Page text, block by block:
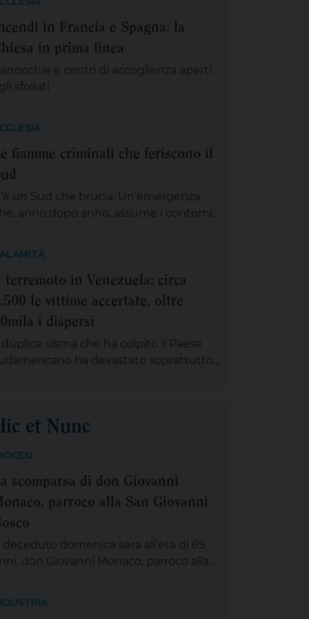
in Francia e Spagna: la
in prima linea
e centri di accoglienza aperti
sfollati
fiamme criminali che feriscono il
un Sud che brucia. Un’emergenza
anno dopo anno, assume i contorni
E, troppo spesso, dietro quelle
dell’uomo. Ha colto nel segno il
della Conferenza
italiana, mons. Francesco
parlando di ‘fiamme criminali’. […]
terremoto in Venezuela: circa
le vittime accertate, oltre
i dispersi
duplice sisma che ha colpito il Paese
ha devastato soprattutto
et Nunc
scomparsa di don Giovanni
parroco alla San Giovanni
deceduto domenica sera all’età di 65
don Giovanni Monaco, parroco alla